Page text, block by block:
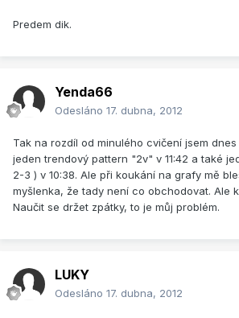
Predem dik.
Yenda66
Odesláno 17. dubna, 2012
Tak na rozdíl od minulého cvičení jsem
jeden trendový pattern "2v" v 11:42 a také
2-3 ) v 10:38. Ale při koukání na grafy mě
myšlenka, že tady není co obchodovat. Ale
Naučit se držet zpátky, to je můj problém.
LUKY
Odesláno 17. dubna, 2012